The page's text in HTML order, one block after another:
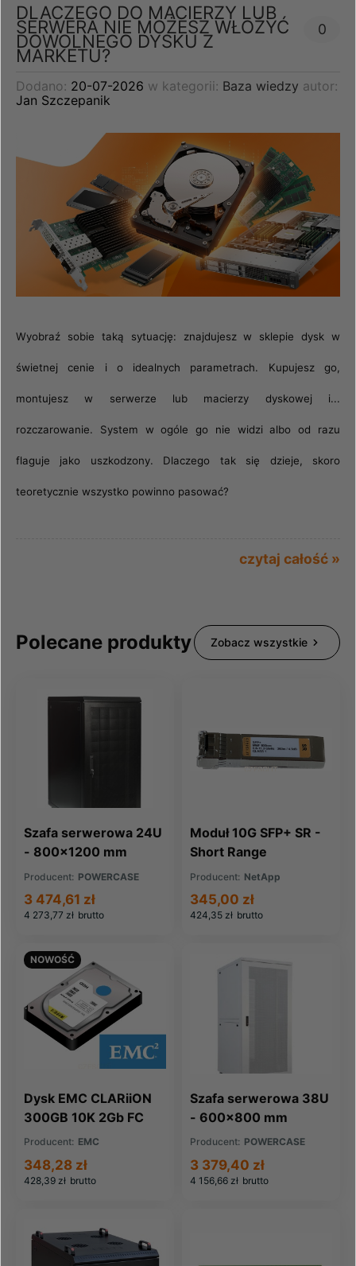
DLACZEGO DO MACIERZY LUB
SERWERA NIE MOŻESZ WŁOŻYĆ
DOWOLNEGO DYSKU Z
MARKETU?
0
Dodano: 20-07-2026 w kategorii: Baza wiedzy autor:
Jan Szczepanik
Wyobraź sobie taką sytuację: znajdujesz w sklepie dysk w
świetnej cenie i o idealnych parametrach. Kupujesz go,
montujesz w serwerze lub macierzy dyskowej i...
rozczarowanie. System w ogóle go nie widzi albo od razu
flaguje jako uszkodzony. Dlaczego tak się dzieje, skoro
teoretycznie wszystko powinno pasować?
czytaj całość »
Polecane produkty Zobacz wszystkie
Szafa serwerowa 24U
- 800x1200 mm
Producent: POWERCASE
4 273,77 zł brutto
3 474,61 zł
Moduł 10G SFP+ SR -
Short Range
Producent: NetApp
424,35 zł brutto
345,00 zł
Dysk EMC CLARiiON
300GB 10K 2Gb FC
HDD RoHS
Producent: EMC
428,39 zł brutto
348,28 zł
NOWOŚĆ
Szafa serwerowa 38U
- 600x800 mm
Producent: POWERCASE
4 156,66 zł brutto
3 379,40 zł